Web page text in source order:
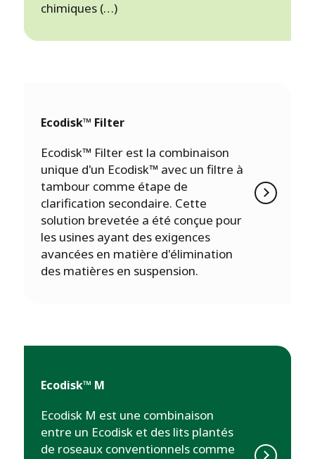
chimiques (…)
Ecodisk™ Filter
Ecodisk™ Filter est la combinaison
unique d'un Ecodisk™ avec un filtre à
tambour comme étape de
clarification secondaire. Cette
solution brevetée a été conçue pour
les usines ayant des exigences
avancées en matière d'élimination
des matières en suspension.
Ecodisk™ M
Ecodisk M est une combinaison
entre un Ecodisk et des lits plantés
de roseaux conventionnels comme